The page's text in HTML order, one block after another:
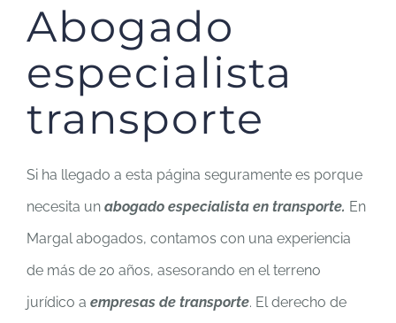
Abogado
especialista
transporte
Si ha llegado a esta página seguramente es porque
necesita un abogado especialista en transporte. En
Margal abogados, contamos con una experiencia
de más de 20 años, asesorando en el terreno
jurídico a empresas de transporte. El derecho de